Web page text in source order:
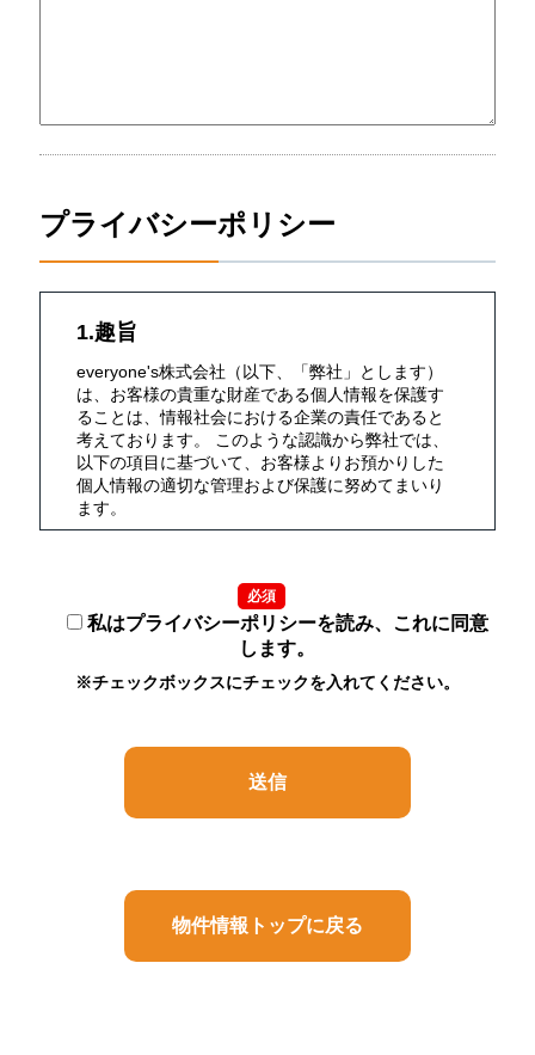
プライバシーポリシー
1.趣旨
everyone's株式会社（以下、「弊社」とします）
は、お客様の貴重な財産である個人情報を保護す
ることは、情報社会における企業の責任であると
考えております。 このような認識から弊社では、
以下の項目に基づいて、お客様よりお預かりした
個人情報の適切な管理および保護に努めてまいり
ます。
個人情報とは、氏名・生年月日・性別・電話番
号・メールアドレス・勤務先・依頼内容等、個人
に関する情報で、これらのうち1つ又は2つ以上を
ることができるものをいいます。
3.利用目的
（1） お客様よりお預かりした個人情報は弊社内
（ハ）弊社のサービス内容をお知らせするため
（ニ）サービス内容を向上させる目的で事例分析
必須
私はプライバシーポリシーを読み、これに同意
します。
※チェックボックスにチェックを入れてください。
物件情報トップに戻る